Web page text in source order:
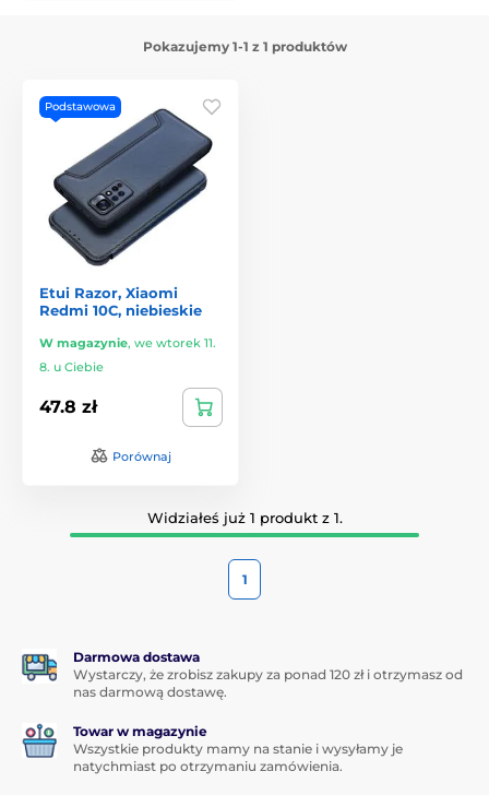
Pokazujemy 1-1 z 1 produktów
Podstawowa
Etui Razor, Xiaomi
Redmi 10C, niebieskie
W magazynie, we wtorek 11.
8. u Ciebie
47.8 zł
Porównaj
Widziałeś już 1 produkt z 1.
1
Darmowa dostawa
Wystarczy, że zrobisz zakupy za ponad 120 zł i otrzymasz od
nas darmową dostawę.
Towar w magazynie
Wszystkie produkty mamy na stanie i wysyłamy je
natychmiast po otrzymaniu zamówienia.